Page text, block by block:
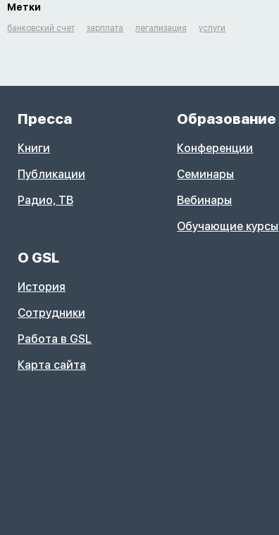
Метки
банковский счет зарплата легализация услуги
О GSL
История
Сотрудники
Работа в GSL
Карта сайта
Пресса
Книги
Публикации
Радио, ТВ
Образование
Конференции
Семинары
Вебинары
Обучающие курсы